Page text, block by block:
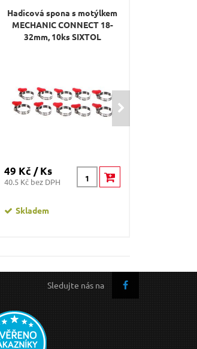
Hadicová spona s motýlkem
MECHANIC CONNECT 18-
32mm, 10ks SIXTOL
49 Kč / Ks
40.5 Kč bez DPH
Skladem
Sledujte nás na